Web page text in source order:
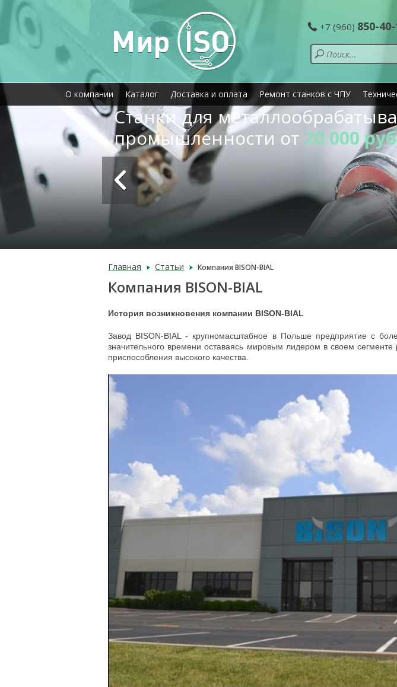
+7 (960) 850-
О компании Каталог Доставка и оплата Ремонт станков с ЧПУ
Станки для
промышленности от 20 000
Главная Статьи Компания BISON-BIAL
Компания BISON-BIAL
История возникновения компании BISON-BIAL
Завод BISON-BIAL - крупномасштабное в Польше предприятие с
значительного времени оставаясь мировым лидером в своем
приспособления высокого качества.